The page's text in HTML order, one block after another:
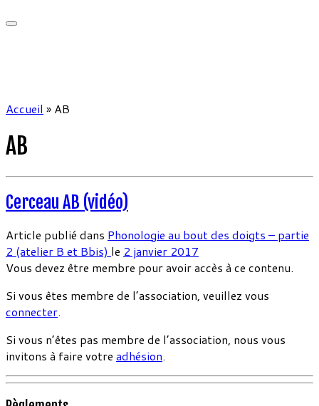
Accueil » AB
AB
Cerceau AB (vidéo)
Article publié dans Phonologie au bout des doigts – partie
2 (atelier B et Bbis) le 2 janvier 2017
Vous devez être membre pour avoir accès à ce contenu.
Si vous êtes membre de l’association, veuillez vous
connecter.
Si vous n’êtes pas membre de l’association, nous vous
invitons à faire votre adhésion.